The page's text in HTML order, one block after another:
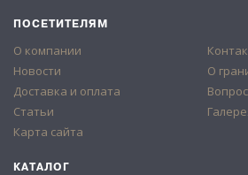
ПОСЕТИТЕЛЯМ
О компании
Новости
Доставка и оплата
Статьи
Карта сайта
О
КАТАЛОГ